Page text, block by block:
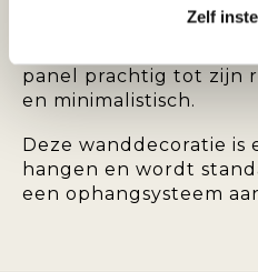
Zelf
zonder afbreuk te
panel prachtig tot zijn
en minimalistisch.
Deze wanddecoratie is
hangen en wordt
een ophangsysteem